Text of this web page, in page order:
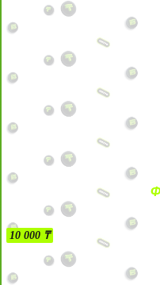
10 000 ₸